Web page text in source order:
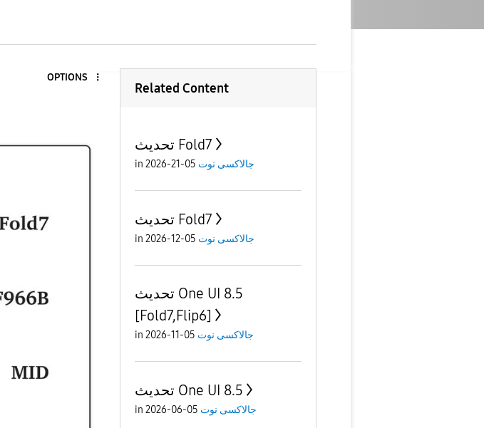
OPTIONS
Related Content
تحديث Fold7
in جالاكسى نوت 05-21-2026
تحديث Fold7
in جالاكسى نوت 05-12-2026
تحديث One UI 8.5
[Fold7,Flip6]
in جالاكسى نوت 05-11-2026
تحديث One UI 8.5
in جالاكسى نوت 05-06-2026